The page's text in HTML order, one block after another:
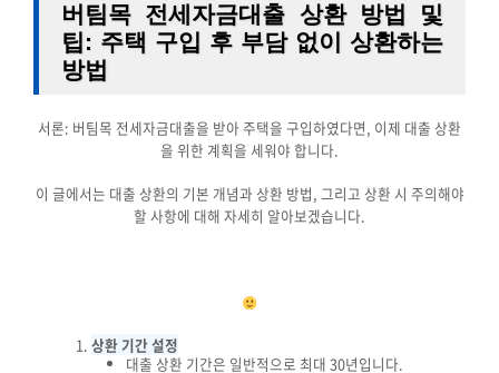
버팀목 전세자금대출 상환 방법 및
팁: 주택 구입 후 부담 없이 상환하는
방법
서론: 버팀목 전세자금대출을 받아 주택을 구입하였다면, 이제 대출 상환
을 위한 계획을 세워야 합니다.
이 글에서는 대출 상환의 기본 개념과 상환 방법, 그리고 상환 시 주의해야
할 사항에 대해 자세히 알아보겠습니다.
상환 기간 설정
대출 상환 기간은 일반적으로 최대 30년입니다.